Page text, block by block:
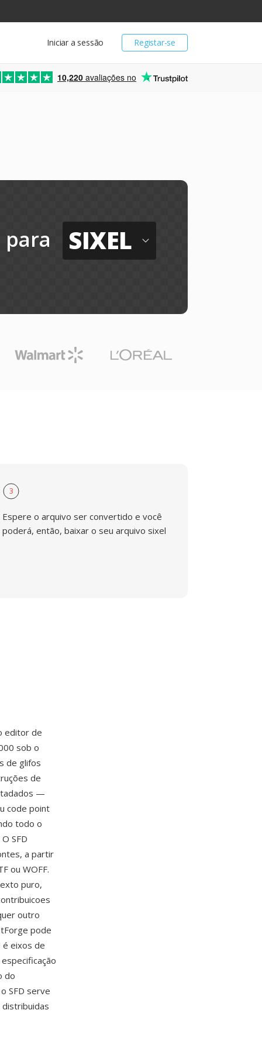
Registar-se
Iniciar a sessão
10,220 avaliações no
para SIXEL
3
Espere o arquivo ser convertido e você
poderá, então, baixar o seu arquivo sixel
editor de
sob o
de glifos
de
—
code point
todo o
SFD
a partir
ou WOFF.
puro,
outro
pode
eixos de
do
SFD serve